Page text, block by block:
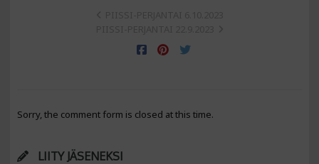
Sorry, the comment form is closed at this time.
LIITY JÄSENEKSI